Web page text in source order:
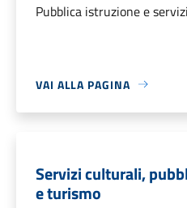
Pubblica istruzione e
VAI ALLA PAGINA
Servizi culturali,
e turismo